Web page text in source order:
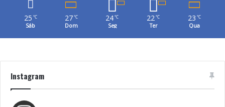
25 ℃
Sáb
27 ℃
Dom
24℃
Seg
22℃
Ter
23 ℃
Qua
Instagram